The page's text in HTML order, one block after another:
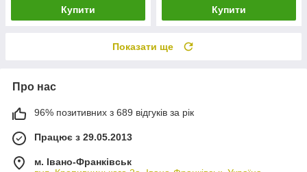
Купити Купити
Показати ще
Про нас
96% позитивних з 689 відгуків за рік
Працює з 29.05.2013
м. Івано-Франківськ